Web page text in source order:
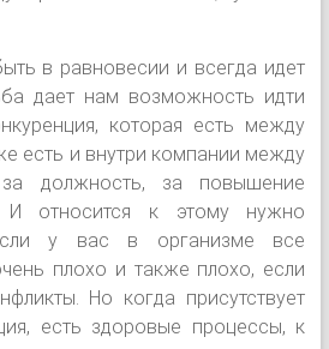
в равновесии и всегда идет
дает нам возможность идти
которая есть между
есть и внутри компании между
должность, за повышение
И относится к этому нужно
у вас в организме все
плохо и также плохо, если
Но когда присутствует
есть здоровые процессы, к